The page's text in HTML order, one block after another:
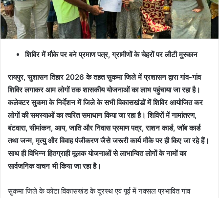
शिविर में मौके पर बने प्रमाण पत्र, ग्रामीणों के चेहरों पर लौटी मुस्कान
रायपुर, सुशासन तिहार 2026 के तहत सुकमा जिले में प्रशासन द्वारा गांव-गांव
शिविर लगाकर आम लोगों तक शासकीय योजनाओं का लाभ पहुंचाया जा रहा है।
कलेक्टर सुकमा के निर्देशन में जिले के सभी विकासखंडों में शिविर आयोजित कर
लोगों की समस्याओं का त्वरित समाधान किया जा रहा है। शिविरों में नामांतरण,
बंटवारा, सीमांकन, आय, जाति और निवास प्रमाण पत्र, राशन कार्ड, जॉब कार्ड
तथा जन्म, मृत्यु और विवाह पंजीकरण जैसे जरूरी कार्य मौके पर ही किए जा रहे हैं।
साथ ही विभिन्न हितग्राही मूलक योजनाओं से लाभान्वित लोगों के नामों का
सार्वजनिक वाचन भी किया जा रहा है।
सुकमा जिले के कोंटा विकासखंड के दूरस्थ एवं पूर्व में नक्सल प्रभावित गांव